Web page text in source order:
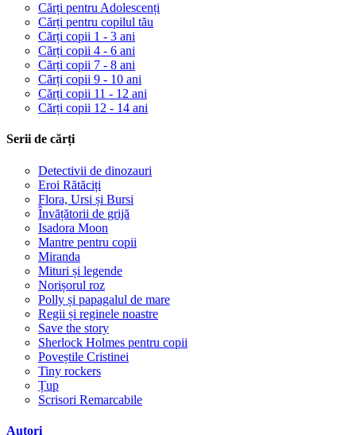
Cărți pentru Adolescenți
Cărți pentru copilul tău
Cărți copii 1 - 3 ani
Cărți copii 4 - 6 ani
Cărți copii 7 - 8 ani
Cărți copii 9 - 10 ani
Cărți copii 11 - 12 ani
Cărți copii 12 - 14 ani
Serii de cărți
Detectivii de dinozauri
Eroi Rătăciți
Flora, Ursi și Bursi
Învățătorii de grijă
Isadora Moon
Mantre pentru copii
Miranda
Mituri și legende
Norișorul roz
Polly și papagalul de mare
Regii și reginele noastre
Save the story
Sherlock Holmes pentru copii
Poveștile Cristinei
Tiny rockers
Țup
Scrisori Remarcabile
Autori